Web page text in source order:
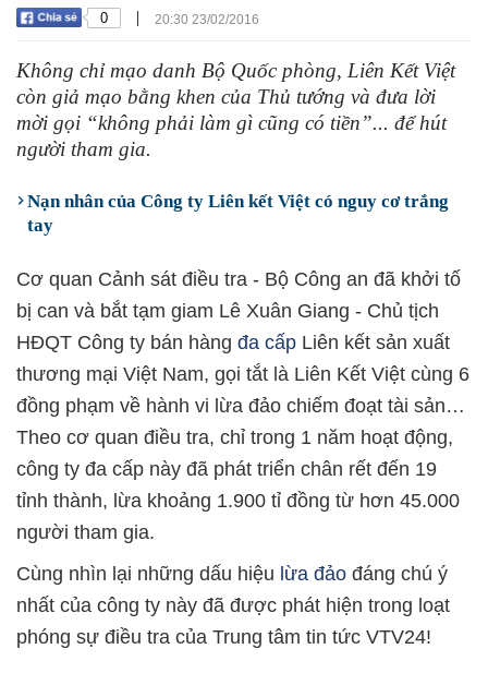
0 | 20:30 23/02/2016
Không chỉ mạo danh Bộ Quốc phòng, Liên Kết Việt
còn giả mạo bằng khen của Thủ tướng và đưa lời
mời gọi “không phải làm gì cũng có tiền”... để hút
người tham gia.
Nạn nhân của Công ty Liên kết Việt có nguy cơ trắng
tay
Cơ quan Cảnh sát điều tra - Bộ Công an đã khởi tố
bị can và bắt tạm giam Lê Xuân Giang - Chủ tịch
HĐQT Công ty bán hàng đa cấp Liên kết sản xuất
thương mại Việt Nam, gọi tắt là Liên Kết Việt cùng 6
đồng phạm về hành vi lừa đảo chiếm đoạt tài sản…
Theo cơ quan điều tra, chỉ trong 1 năm hoạt động,
công ty đa cấp này đã phát triển chân rết đến 19
tỉnh thành, lừa khoảng 1.900 tỉ đồng từ hơn 45.000
người tham gia.
Cùng nhìn lại những dấu hiệu lừa đảo đáng chú ý
nhất của công ty này đã được phát hiện trong loạt
phóng sự điều tra của Trung tâm tin tức VTV24!